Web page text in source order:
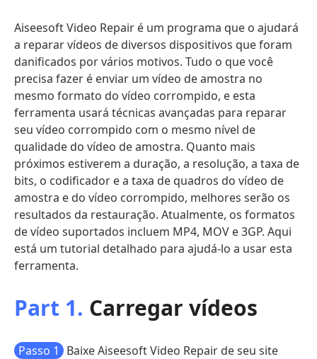
Aiseesoft Video Repair é um programa que o ajudará
a reparar vídeos de diversos dispositivos que foram
danificados por vários motivos. Tudo o que você
precisa fazer é enviar um vídeo de amostra no
mesmo formato do vídeo corrompido, e esta
ferramenta usará técnicas avançadas para reparar
seu vídeo corrompido com o mesmo nível de
qualidade do vídeo de amostra. Quanto mais
próximos estiverem a duração, a resolução, a taxa de
bits, o codificador e a taxa de quadros do vídeo de
amostra e do vídeo corrompido, melhores serão os
resultados da restauração. Atualmente, os formatos
de vídeo suportados incluem MP4, MOV e 3GP. Aqui
está um tutorial detalhado para ajudá-lo a usar esta
ferramenta.
Part 1. Carregar vídeos
Passo 1
Baixe Aiseesoft Video Repair de seu site